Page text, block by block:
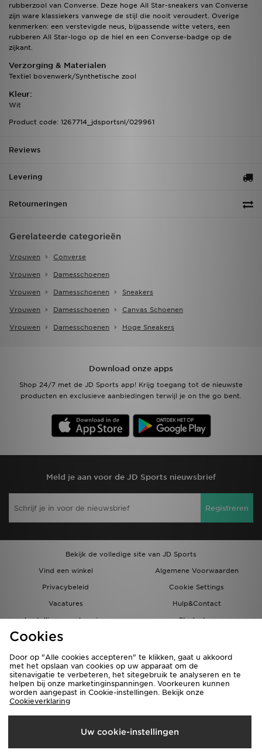
rubberzool van Converse. Deze hoge All Star-sneakers van Converse
zijn ware klassiekers vanwege de stijl die nooit veroudert. Overige
kenmerken: een verstevigde neus, bijpassende witte veters, een
rubberen All Star-logo op de hiel en een Converse-badge op de
zijkant.
Verzorging & Materialen
Textiel bovenwerk/Synthetische zool
Kleur:
Wit
Product code: 1267714_jdsportsnl/029961
Reviews
Levering
Retourneringen
Gerelateerde categorieën
Vrouwen Converse
Vrouwen Damesschoenen
Vrouwen Damesschoenen Sneakers
Vrouwen Damesschoenen Canvas Schoenen
Vrouwen Damesschoenen Hoge Sneakers
Download onze apps
Shop 24/7 met de JD Sports app! Krijg toegang tot de nieuwste
producten en exclusieve aanbiedingen terwijl je on the go bent.
Meld je aan voor de JD Sports nieuwsbrief
Registreren
Bekijk de volledige site van JD Sports
Vind een winkel
Algemene Voorwaarden
Privacybeleid
Cookie Settings
Vacatures
Hulp&Contact
bestellingen en levering
Studenten
Partnerprogramma
Verzenden Naar
Nederland
Cookies
Door op "Alle cookies accepteren" te klikken, gaat u akkoord
met het opslaan van cookies op uw apparaat om de
sitenavigatie te verbeteren, het sitegebruik te analyseren en te
helpen bij onze marketinginspanningen. Voorkeuren kunnen
worden aangepast in Cookie-instellingen. Bekijk onze
Cookieverklaring
Uw cookie-instellingen